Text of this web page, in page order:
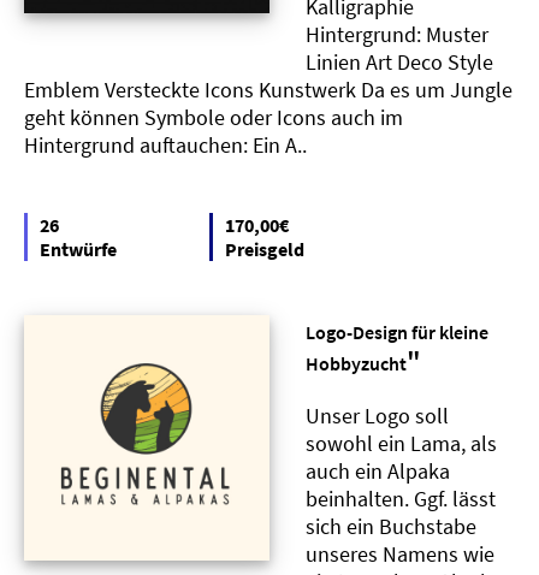
Kalligraphie
Hintergrund: Muster
Linien Art Deco Style
Emblem Versteckte Icons Kunstwerk Da es um Jungle
geht können Symbole oder Icons auch im
Hintergrund auftauchen: Ein A..
26
Entwürfe
170,00€
Preisgeld
Logo-Design für kleine
Hobbyzucht"
Unser Logo soll
sowohl ein Lama, als
auch ein Alpaka
beinhalten. Ggf. lässt
sich ein Buchstabe
unseres Namens wie